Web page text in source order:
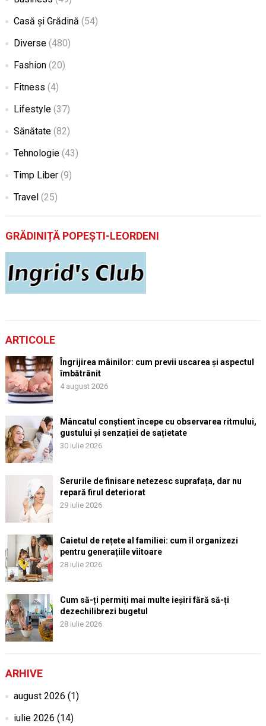
Casă și Grădină (54)
Diverse(480)
Fashion(20)
Fitness (4)
Lifestyle(37)
Sănătate(82)
Tehnologie(43)
Timp Liber(9)
Travel (25)
GRĂDINIȚĂ POPEȘTI-LEORDENI
ARTICOLE
Îngrijirea mâinilor: cum previi uscarea și aspectul
îmbătrânit
4 august 2026
Mâncatul conștient începe cu observarea ritmului,
gustului și senzației de sațietate
30 iulie 2026
Serurile de finisare netezesc suprafața, dar nu
repară firul deteriorat
29 iulie 2026
Caietul de rețete al familiei: cum îl organizezi
pentru generațiile viitoare
28 iulie 2026
Cum să-ți permiți mai multe ieșiri fără să-ți
dezechilibrezi bugetul
28 iulie 2026
ARHIVE
august 2026 (1)
iulie 2026 (14)